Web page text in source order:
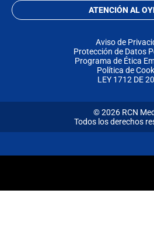
ATENCIÓN AL
Aviso de
Protección de Datos
Programa de Ética
Política de
LEY 1712 DE
© 2026 RCN
Todos los derechos